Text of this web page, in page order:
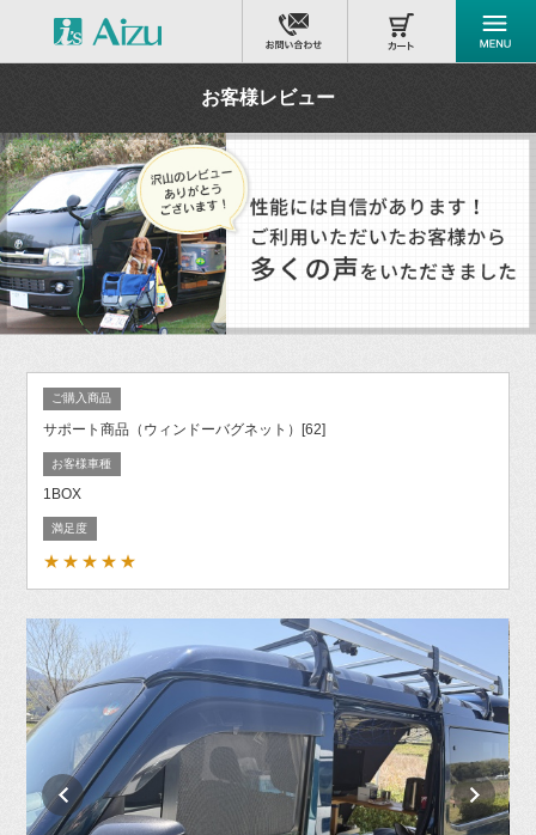
お客様レビュー
ご購入商品
サポート商品（ウィンドーバグネット）[62]
お客様車種
1BOX
満足度
★★★★★